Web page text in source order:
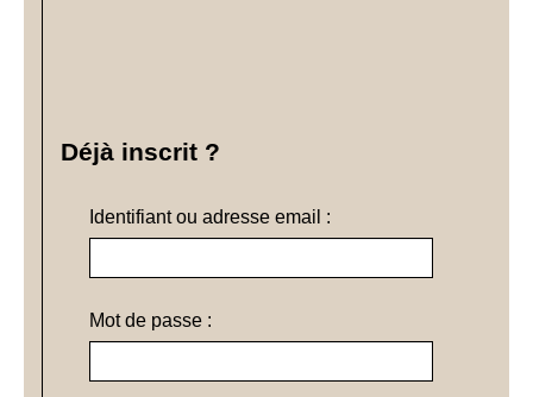
Déjà inscrit ?
Identifiant ou adresse email :
Mot de passe :